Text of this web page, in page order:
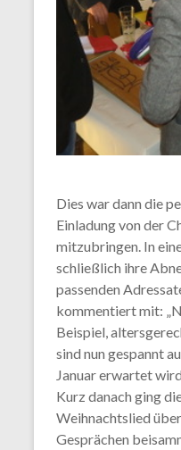
Dies war dann die
Einladung von der
mitzubringen. In
schließlich ihre
passenden
kommentiert mit:
Beispiel,
sind nun gespannt
Januar erwartet wird.
Kurz danach ging
Weihnachtslied
Gesprächen